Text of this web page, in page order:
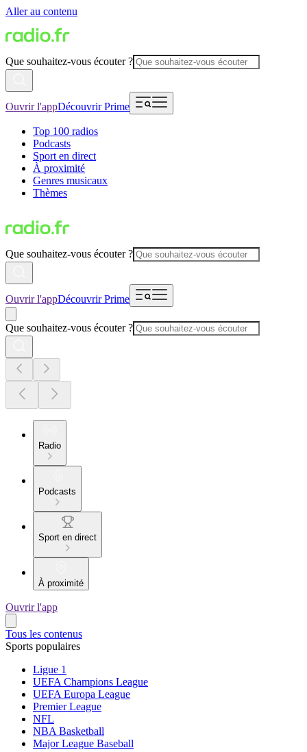
Aller au contenu
Que souhaitez-vous écouter ?
Ouvrir l'appDécouvrir Prime
Top 100 radios
Podcasts
Sport en direct
À proximité
Genres musicaux
Thèmes
Que souhaitez-vous écouter ?
Ouvrir l'appDécouvrir Prime
Que souhaitez-vous écouter ?
Radio
Podcasts
Sport en direct
À proximité
Ouvrir l'app
Tous les contenus
Sports populaires
Ligue 1
UEFA Champions League
UEFA Europa League
Premier League
NFL
NBA Basketball
Major League Baseball